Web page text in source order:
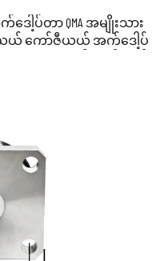
ါ့ပ်တာ QMA အမျိုးသား
ဇီယယ် ကော်ဇီယယ် အက်ဒေါ့ပ်